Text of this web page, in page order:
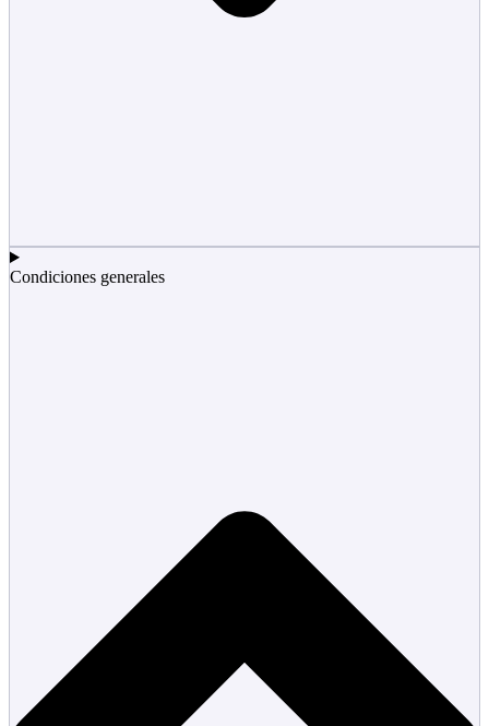
Condiciones generales